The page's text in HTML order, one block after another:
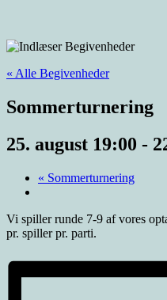
« Alle Begivenheder
Sommerturnering
25. august 19:00 -
« Sommerturnering
Vi spiller runde 7-9 af vores
pr. spiller pr. parti.